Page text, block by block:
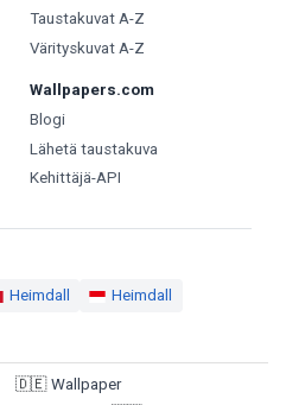
Taustakuvat A-Z
Värityskuvat A-Z
Wallpapers.com
Blogi
Lähetä taustakuva
Kehittäjä-API
Heimdall
Heimdall
🇩🇪 Wallpaper